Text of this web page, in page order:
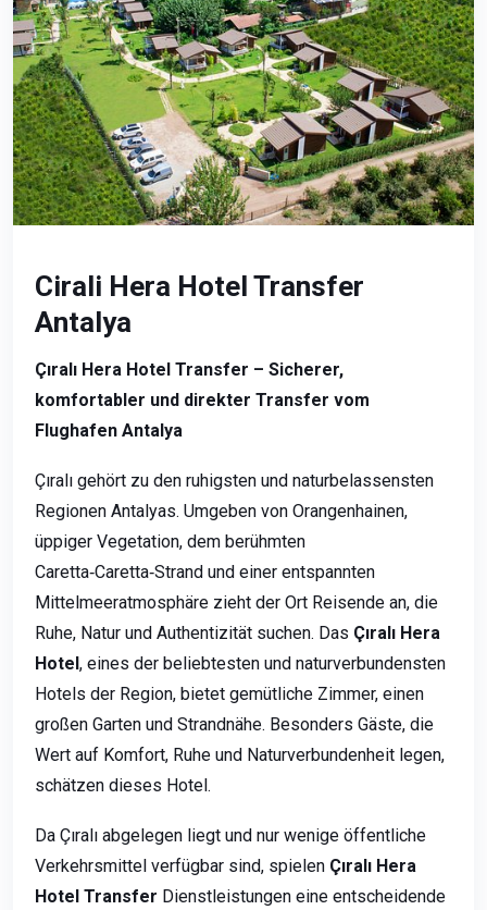
Cirali Hera Hotel Transfer
Antalya
Çıralı Hera Hotel Transfer – Sicherer,
komfortabler und direkter Transfer vom
Flughafen Antalya
Çıralı gehört zu den ruhigsten und naturbelassensten
Regionen Antalyas. Umgeben von Orangenhainen,
üppiger Vegetation, dem berühmten
Caretta‑Caretta‑Strand und einer entspannten
Mittelmeeratmosphäre zieht der Ort Reisende an, die
Ruhe, Natur und Authentizität suchen. Das Çıralı Hera
Hotel , eines der beliebtesten und naturverbundensten
Hotels der Region, bietet gemütliche Zimmer, einen
großen Garten und Strandnähe. Besonders Gäste, die
Wert auf Komfort, Ruhe und Naturverbundenheit legen,
schätzen dieses Hotel.
Da Çıralı abgelegen liegt und nur wenige öffentliche
Verkehrsmittel verfügbar sind, spielen Çıralı Hera
Hotel Transfer Dienstleistungen eine entscheidende